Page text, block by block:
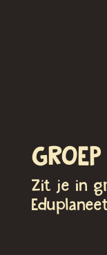
Zit je in